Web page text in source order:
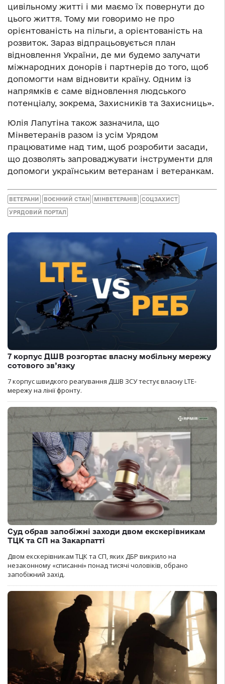
цивільному житті і ми маємо їх повернути до
цього життя. Тому ми говоримо не про
орієнтованість на пільги, а орієнтованість на
розвиток. Зараз відпрацьовується план
відновлення України, де ми будемо залучати
міжнародних донорів і партнерів до того, щоб
допомогти нам відновити країну. Одним із
напрямків є саме відновлення людського
потенціалу, зокрема, Захисників та Захисниць».
Юлія Лапутіна також зазначила, що
Мінветеранів разом із усім Урядом
працюватиме над тим, щоб розробити засади,
що дозволять запроваджувати інструменти для
допомоги українським ветеранам і ветеранкам.
ВЕТЕРАНИ ВОЄННИЙ СТАН МІНВЕТЕРАНІВ СОЦЗАХИСТ
УРЯДОВИЙ ПОРТАЛ
7 корпус ДШВ розгортає власну мобільну мережу
сотового зв’язку
7 корпус швидкого реагування ДШВ ЗСУ тестує власну LTE-
мережу на лінії фронту.
Суд обрав запобіжні заходи двом екскерівникам
ТЦК та СП на Закарпатті
Двом екскерівникам ТЦК та СП, яких ДБР викрило на
незаконному «списанні» понад тисячі чоловіків, обрано
запобіжний захід.